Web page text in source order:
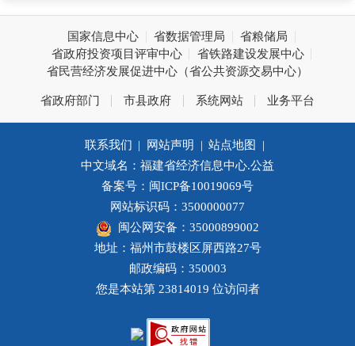
国家信息中心 省数据管理局
省粮储局
省政府投资项目评审中心
省铁路建设发展中心
省民营经济发展促进中心（省公共资源交易中心）
省政府部门 市县政府 系统网站 业务平台
联系我们 | 网站声明 | 站点地图
|
中文域名：福建省经济信息中心.公益
备案号：闽ICP备10019069号
网站标识码：3500000077
闽公网安备：35000899002
地址：福州市鼓楼区屏西路27号
邮政编码：350003
您是本站第 23814019 位访问者